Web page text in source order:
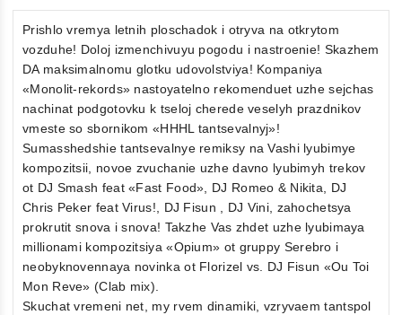
Prishlo vremya letnih ploschadok i otryva na otkrytom
vozduhe! Doloj izmenchivuyu pogodu i nastroenie! Skazhem
DA maksimalnomu glotku udovolstviya! Kompaniya
«Monolit-rekords» nastoyatelno rekomenduet uzhe sejchas
nachinat podgotovku k tseloj cherede veselyh prazdnikov
vmeste so sbornikom «HHHL tantsevalnyj»!
Sumasshedshie tantsevalnye remiksy na Vashi lyubimye
kompozitsii, novoe zvuchanie uzhe davno lyubimyh trekov
ot DJ Smash feat «Fast Food», DJ Romeo & Nikita, DJ
Chris Peker feat Virus!, DJ Fisun , DJ Vini, zahochetsya
prokrutit snova i snova! Takzhe Vas zhdet uzhe lyubimaya
millionami kompozitsiya «Opium» ot gruppy Serebro i
neobyknovennaya novinka ot Florizel vs. DJ Fisun «Ou Toi
Mon Reve» (Clab mix).
Skuchat vremeni net, my rvem dinamiki, vzryvaem tantspol